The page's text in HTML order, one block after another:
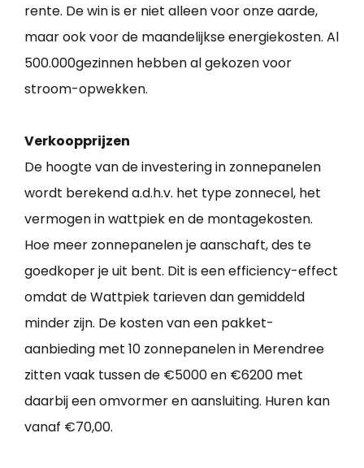
rente. De win is er niet alleen voor onze aarde,
maar ook voor de maandelijkse energiekosten. Al
500.000gezinnen hebben al gekozen voor
stroom-opwekken.
Verkoopprijzen
De hoogte van de investering in zonnepanelen
wordt berekend a.d.h.v. het type zonnecel, het
vermogen in wattpiek en de montagekosten.
Hoe meer zonnepanelen je aanschaft, des te
goedkoper je uit bent. Dit is een efficiency-effect
omdat de Wattpiek tarieven dan gemiddeld
minder zijn. De kosten van een pakket-
aanbieding met 10 zonnepanelen in Merendree
zitten vaak tussen de €5000 en €6200 met
daarbij een omvormer en aansluiting. Huren kan
vanaf €70,00.